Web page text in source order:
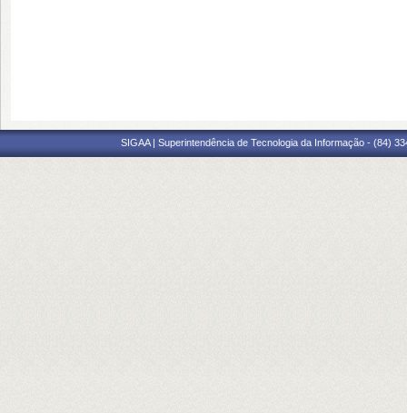
SIGAA | Superintendência de Tecnologia da Informação - (84)